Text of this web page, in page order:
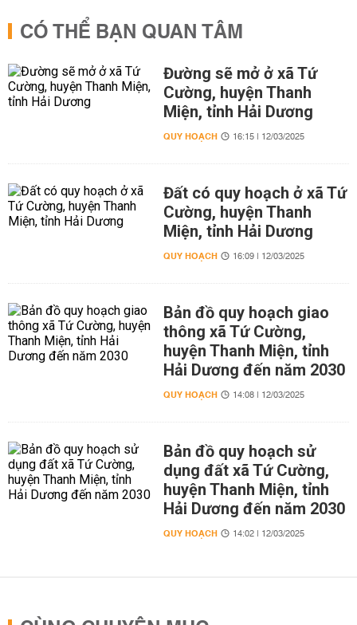
CÓ THỂ BẠN QUAN TÂM
Đường sẽ mở ở xã Tứ
Cường, huyện Thanh
Miện, tỉnh Hải Dương
QUY HOẠCH 16:15 | 12/03/2025
Đất có quy hoạch ở xã Tứ
Cường, huyện Thanh
Miện, tỉnh Hải Dương
QUY HOẠCH 16:09 | 12/03/2025
Bản đồ quy hoạch giao
thông xã Tứ Cường,
huyện Thanh Miện, tỉnh
Hải Dương đến năm 2030
QUY HOẠCH 14:08 | 12/03/2025
Bản đồ quy hoạch sử
dụng đất xã Tứ Cường,
huyện Thanh Miện, tỉnh
Hải Dương đến năm 2030
QUY HOẠCH 14:02 | 12/03/2025